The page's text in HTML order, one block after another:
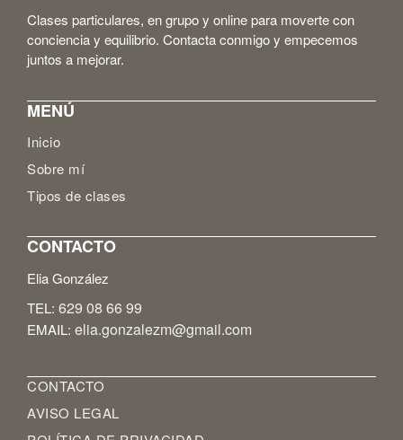
Clases particulares, en grupo y online para moverte con
conciencia y equilibrio. Contacta conmigo y empecemos
juntos a mejorar.
MENÚ
Inicio
Sobre mí
Tipos de clases
CONTACTO
Elia González
TEL: 629 08 66 99
EMAIL: elia.gonzalezm@gmail.com
CONTACTO
AVISO LEGAL